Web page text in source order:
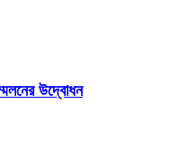
উদ্বোধন